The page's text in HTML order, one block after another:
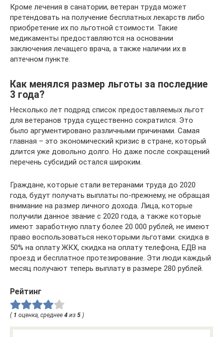
Кроме лечения в санатории, ветеран труда может
претендовать на получение бесплатных лекарств либо
приобретение их по льготной стоимости. Такие
медикаменты предоставляются на основании
заключения лечащего врача, а также наличии их в
аптечном пункте.
Как менялся размер льготы за последние
3 года?
Несколько лет подряд список предоставляемых льгот
для ветеранов труда существенно сократился. Это
было аргументировано различными причинами. Самая
главная – это экономический кризис в стране, который
длится уже довольно долго. Но даже после сокращений
перечень субсидий остался широким.
Граждане, которые стали ветеранами труда до 2020
года, будут получать выплаты по-прежнему, не обращая
внимание на размер личного дохода. Лица, которые
получили данное звание с 2020 года, а также которые
имеют заработную плату более 20 000 рублей, не имеют
право воспользоваться некоторыми льготами: скидка в
50% на оплату ЖКХ, скидка на оплату телефона, ЕДВ на
проезд и бесплатное протезирование. Эти люди каждый
месяц получают теперь выплату в размере 280 рублей.
Рейтинг
( 1 оценка, среднее 4 из 5 )